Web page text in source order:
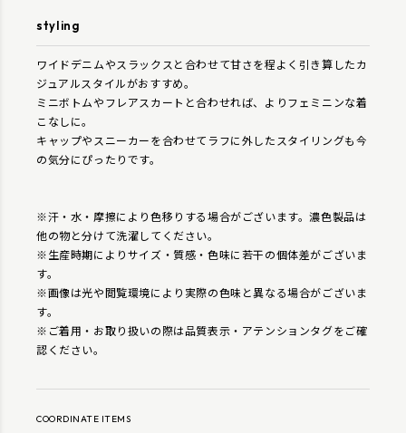
styling
ワイドデニムやスラックスと合わせて甘さを程よく引き算したカ
ジュアルスタイルがおすすめ。
ミニボトムやフレアスカートと合わせれば、よりフェミニンな着
こなしに。
キャップやスニーカーを合わせてラフに外したスタイリングも今
の気分にぴったりです。
※汗・水・摩擦により色移りする場合がございます。濃色製品は
他の物と分けて洗濯してください。
※生産時期によりサイズ・質感・色味に若干の個体差がございま
す。
※画像は光や閲覧環境により実際の色味と異なる場合がございま
す。
※ご着用・お取り扱いの際は品質表示・アテンションタグをご確
認ください。
COORDINATE ITEMS